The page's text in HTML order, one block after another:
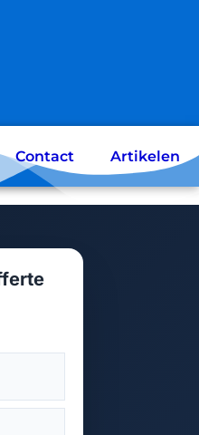
Contact Artikelen